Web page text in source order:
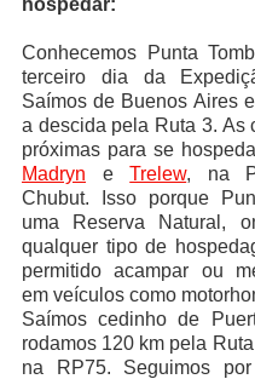
Conhecemos Punta
terceiro dia da
Saímos de Buenos Aires
a descida pela Ruta 3. As
próximas para se
Madryn e Trelew, na
Chubut. Isso porque
uma Reserva Natural,
qualquer tipo de
permitido acampar ou
em veículos como
Saímos cedinho de
rodamos 120 km pela
na RP75. Seguimos